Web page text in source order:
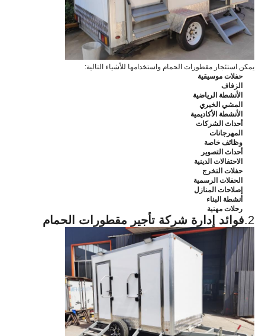
يمكن استئجار مقطورات الحمام واستخدامها للأشياء التالية:
حفلات موسيقية
الزفاف
الأنشطة الرياضية
المشي الخيري
الأنشطة الأكاديمية
أحداث الشركات
المهرجانات
وظائف خاصة
أحداث التصوير
الاحتفالات الدينية
حفلات التخرج
الحفلات الرسمية
إصلاحات المنازل
أنشطة البناء
رحلات مهنية
2. فوائد إدارة شركة تأجير مقطورات الحمام